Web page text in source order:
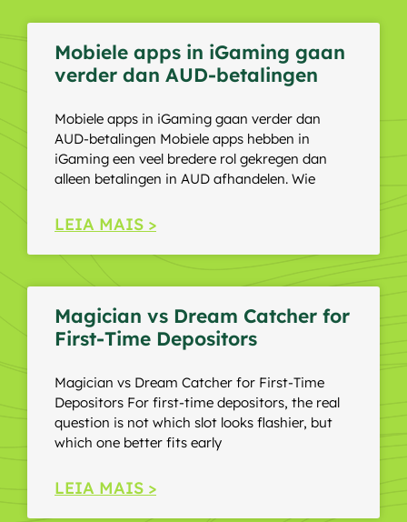
Mobiele apps in iGaming gaan
verder dan AUD-betalingen
Mobiele apps in iGaming gaan verder dan
AUD-betalingen Mobiele apps hebben in
iGaming een veel bredere rol gekregen dan
alleen betalingen in AUD afhandelen. Wie
LEIA MAIS >
Magician vs Dream Catcher for
First-Time Depositors
Magician vs Dream Catcher for First-Time
Depositors For first-time depositors, the real
question is not which slot looks flashier, but
which one better fits early
LEIA MAIS >